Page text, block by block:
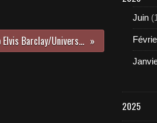
Album "Chocolat" de Roméo Elvis Barclay/Universal 2019
Juin
2025